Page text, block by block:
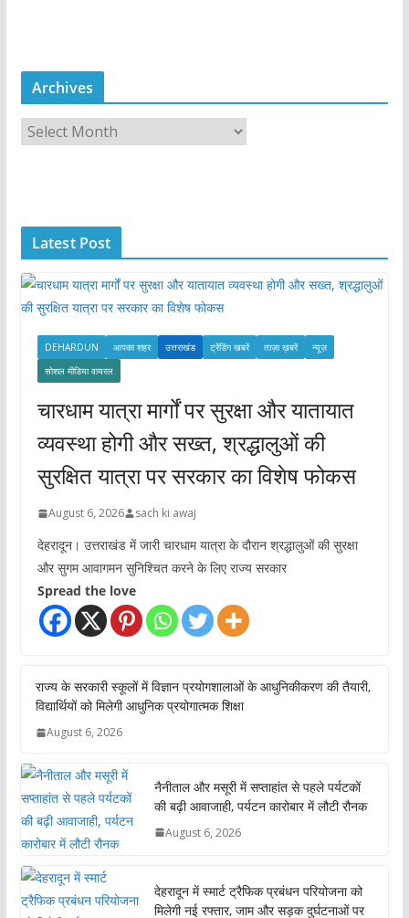
Archives
r
e
s
Latest Post
DEHARDUN आपका शहर उत्तराखंड ट्रेंडिंग खबरें ताज़ा ख़बरें
न्यूज़
सोशल मीडिया वायरल
चारधाम यात्रा मार्गों पर सुरक्षा और यातायात
व्यवस्था होगी और सख्त, श्रद्धालुओं की
सुरक्षित यात्रा पर सरकार का विशेष फोकस
August 6, 2026 sach ki awaj
देहरादून। उत्तराखंड में जारी चारधाम यात्रा के दौरान श्रद्धालुओं की सुरक्षा
और सुगम आवागमन सुनिश्चित करने के लिए राज्य सरकार
Spread the love
राज्य के सरकारी स्कूलों में विज्ञान प्रयोगशालाओं के आधुनिकीकरण की तैयारी,
विद्यार्थियों को मिलेगी आधुनिक प्रयोगात्मक शिक्षा
August 6, 2026
नैनीताल और मसूरी में सप्ताहांत से पहले पर्यटकों
की बढ़ी आवाजाही, पर्यटन कारोबार में लौटी रौनक
August 6, 2026
देहरादून में स्मार्ट ट्रैफिक प्रबंधन परियोजना को
मिलेगी नई रफ्तार, जाम और सड़क दुर्घटनाओं पर